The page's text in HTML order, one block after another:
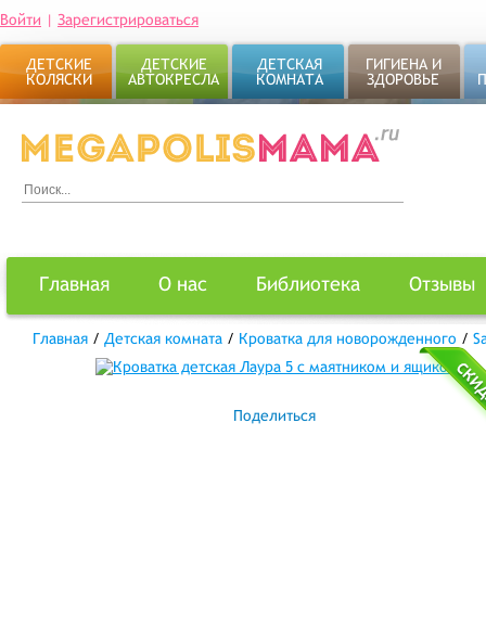
Войти | Зарегистрироваться
ДЕТСКИЕ
КОЛЯСКИ
ДЕТСКИЕ
АВТОКРЕСЛА
ДЕТСКАЯ
КОМНАТА
ГИГИЕНА И
ЗДОРОВЬЕ
Главная О нас Библиотека Отзывы
Главная / Детская комната / Кроватка для новорожденного /
Поделиться